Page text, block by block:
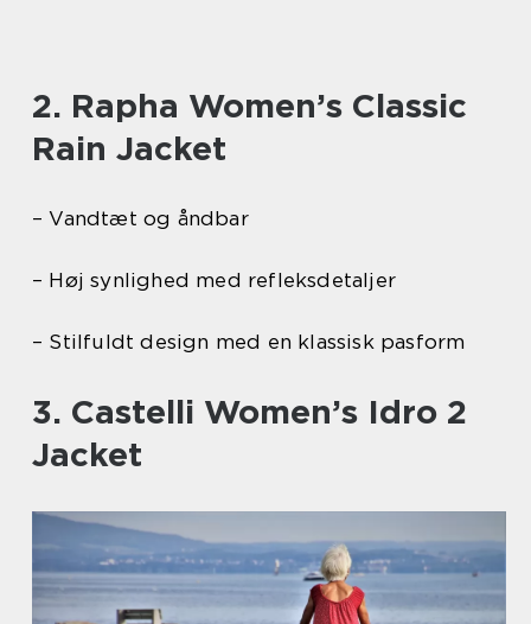
2. Rapha Women’s Classic
Rain Jacket
– Vandtæt og åndbar
– Høj synlighed med refleksdetaljer
– Stilfuldt design med en klassisk pasform
3. Castelli Women’s Idro 2
Jacket